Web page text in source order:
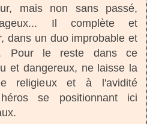
mais non sans passé,
Il complète et
dans un duo improbable et
Pour le reste dans ce
et dangereux, ne laisse la
religieux et à l'avidité
se positionnant ici